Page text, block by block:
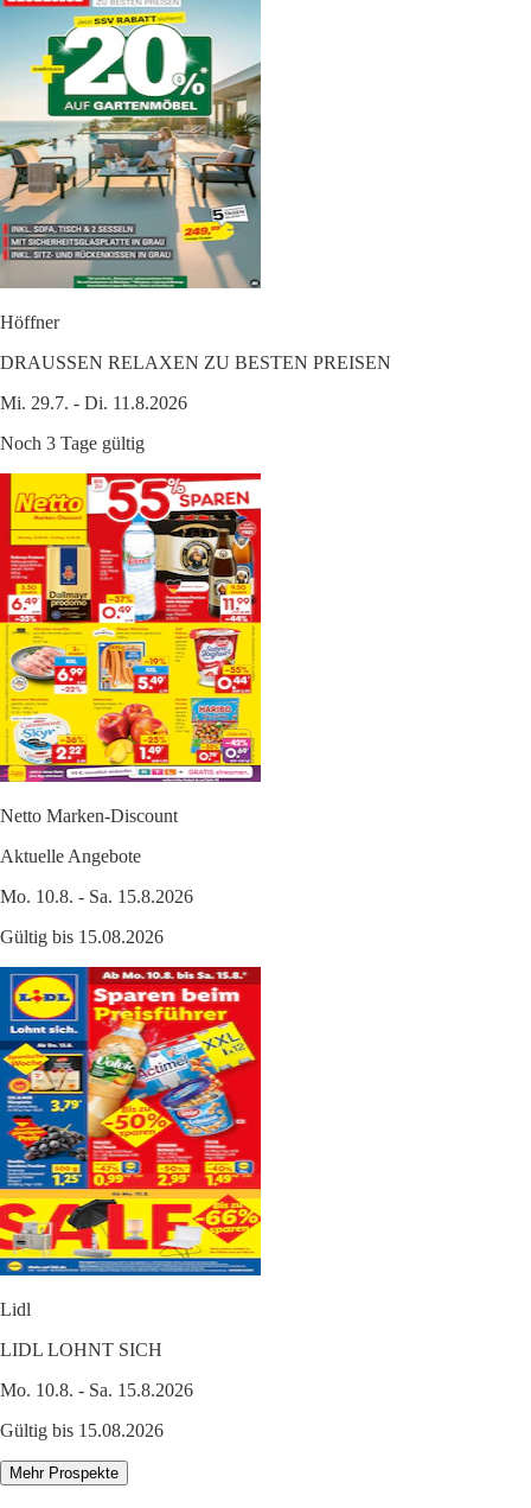
Höffner
DRAUSSEN RELAXEN ZU BESTEN PREISEN
Mi. 29.7. - Di. 11.8.2026
Noch 3 Tage gültig
Netto Marken-Discount
Aktuelle Angebote
Mo. 10.8. - Sa. 15.8.2026
Gültig bis 15.08.2026
Lidl
LIDL LOHNT SICH
Mo. 10.8. - Sa. 15.8.2026
Gültig bis 15.08.2026
Mehr Prospekte